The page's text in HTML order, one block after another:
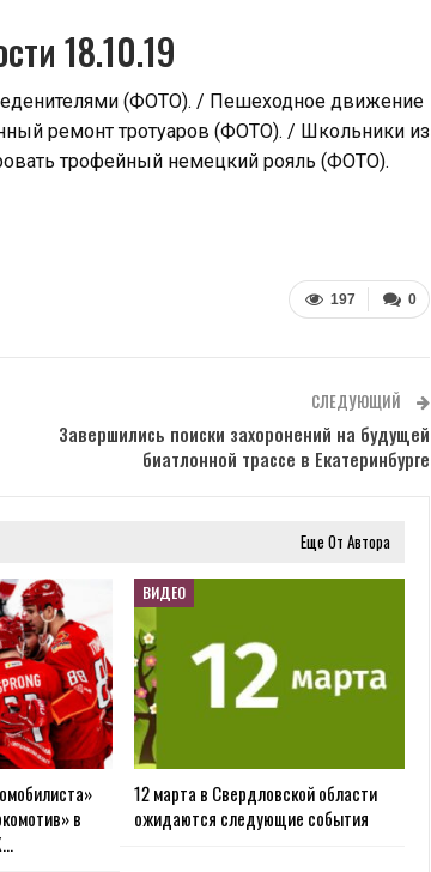
18.10.19
(ФОТО). / Пешеходное движение
ремонт тротуаров (ФОТО). / Школьники из
трофейный немецкий рояль (ФОТО).
0
197
СЛЕДУЮЩИЙ
Завершились поиски захоронений на будущей
биатлонной трассе в Екатеринбурге
Еще От Автора
в
ВИДЕО
12 марта в Свердловской области
ожидаются следующие события